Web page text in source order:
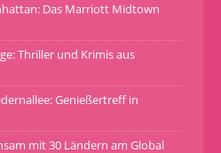
Das Marriott Midtown
Thriller und Krimis aus
Genießertreff in
mit 30 Ländern am Global